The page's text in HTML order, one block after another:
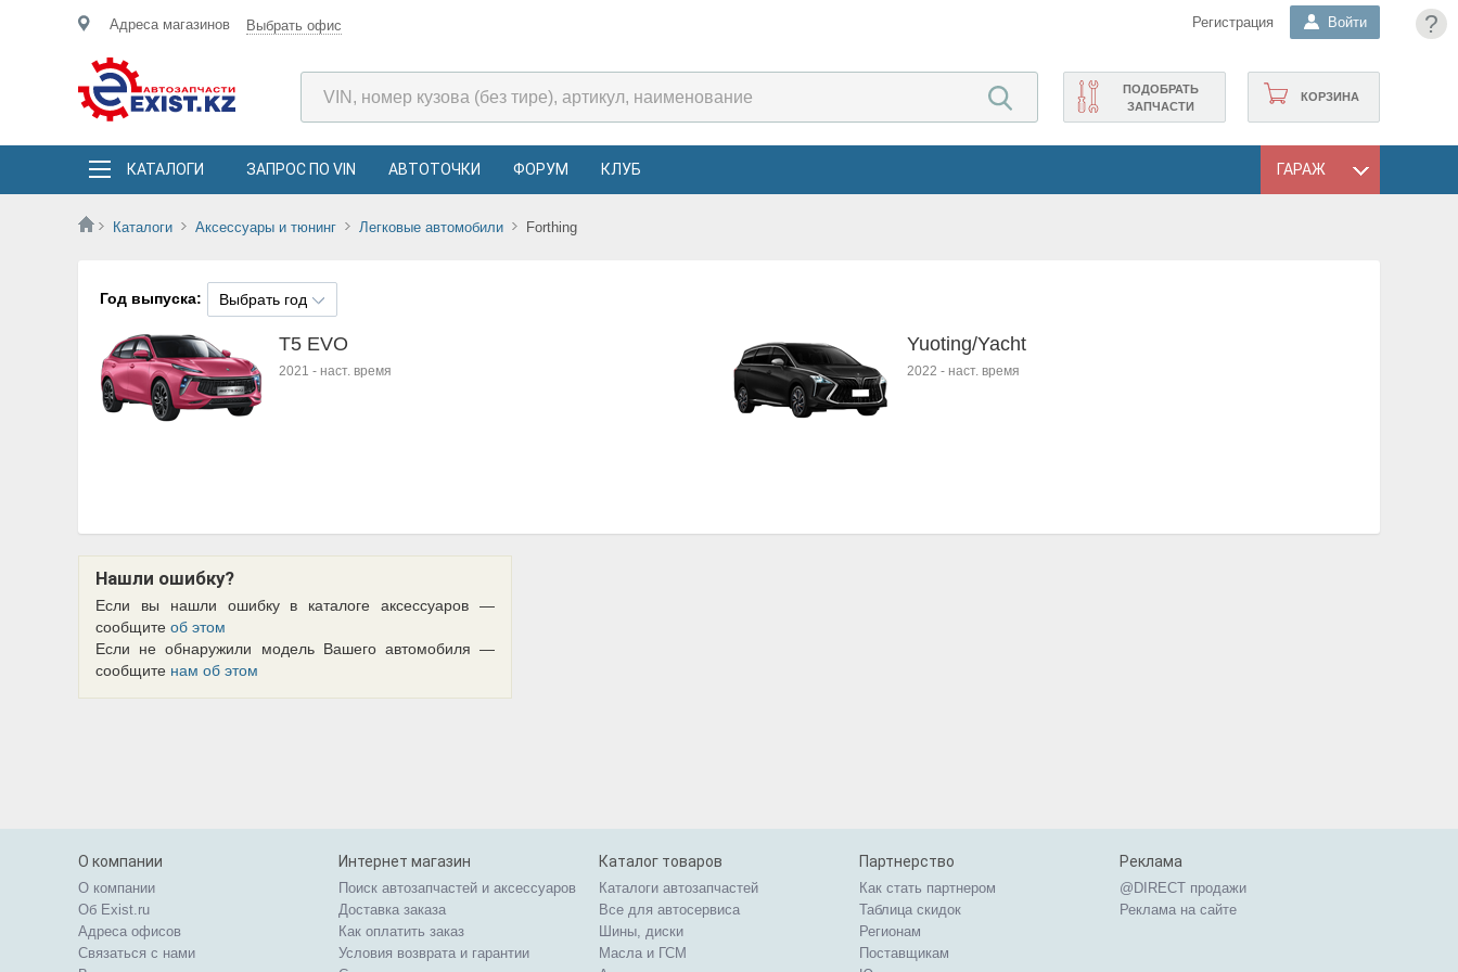
?
Адреса магазинов Выбрать офис Регистрация Войти
КОРЗИНА
ПОДОБРАТЬ
ЗАПЧАСТИ
КАТАЛОГИ ЗАПРОС ПО VIN АВТОТОЧКИ ФОРУМ КЛУБ ГАРАЖ
Каталоги Аксессуары и тюнинг Легковые автомобили Forthing
Год выпуска: Выбрать год
T5 EVO
2021 - наст. время
Yuoting/Yacht
2022 - наст. время
Нашли ошибку?
Если вы нашли ошибку в каталоге аксессуаров —
сообщите об этом
Если не обнаружили модель Вашего автомобиля —
сообщите нам об этом
О компании
О компании
Об Exist.ru
Адреса офисов
Связаться с нами
Интернет магазин
Поиск автозапчастей и аксессуаров
Доставка заказа
Как оплатить заказ
Условия возврата и гарантии
Каталог товаров
Каталоги автозапчастей
Все для автосервиса
Шины, диски
Масла и ГСМ
Партнерство
Как стать партнером
Таблица скидок
Регионам
Поставщикам
Реклама
@DIRECT продажи
Реклама на сайте